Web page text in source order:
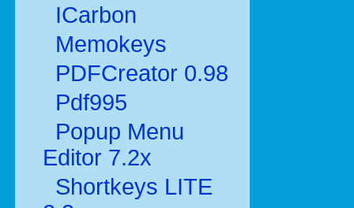
ICarbon
Memokeys
PDFCreator 0.98
Pdf995
Popup Menu
Editor 7.2x
Shortkeys LITE